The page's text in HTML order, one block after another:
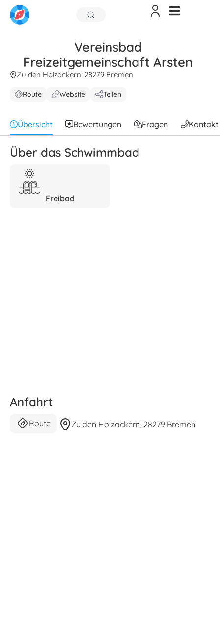
Vereinsbad
Freizeitgemeinschaft Arsten
Zu den Holzackern, 28279 Bremen
Route Website Teilen
Übersicht Bewertungen Fragen Kontakt
Über das Schwimmbad
Freibad
Anfahrt
Route Zu den Holzackern, 28279 Bremen